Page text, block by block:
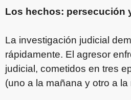
Los hechos: persecución
La investigación judicial
rápidamente. El agresor
judicial, cometidos en tres
(uno a la mañana y otro a la